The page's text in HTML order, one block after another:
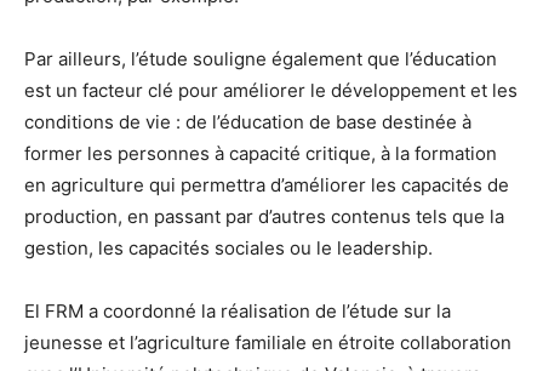
Par ailleurs, l’étude souligne également que l’éducation
est un facteur clé pour améliorer le développement et les
conditions de vie : de l’éducation de base destinée à
former les personnes à capacité critique, à la formation
en agriculture qui permettra d’améliorer les capacités de
production, en passant par d’autres contenus tels que la
gestion, les capacités sociales ou le leadership.
El FRM a coordonné la réalisation de l’étude sur la
jeunesse et l’agriculture familiale en étroite collaboration